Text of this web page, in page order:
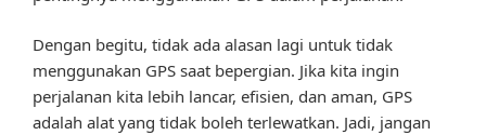
Dengan begitu, tidak ada alasan lagi untuk tidak
menggunakan GPS saat bepergian. Jika kita ingin
perjalanan kita lebih lancar, efisien, dan aman, GPS
adalah alat yang tidak boleh terlewatkan. Jadi, jangan